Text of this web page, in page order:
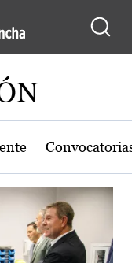
de Castilla-